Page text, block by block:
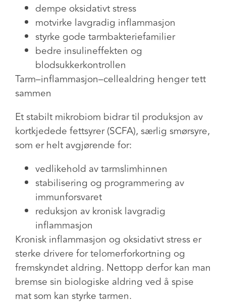
dempe oksidativt stress
motvirke lavgradig inflammasjon
styrke gode tarmbakteriefamilier
bedre insulineffekten og
blodsukkerkontrollen
Tarm–inflammasjon–cellealdring henger tett
sammen
Et stabilt mikrobiom bidrar til produksjon av
kortkjedede fettsyrer (SCFA), særlig smørsyre,
som er helt avgjørende for:
vedlikehold av tarmslimhinnen
stabilisering og programmering av
immunforsvaret
reduksjon av kronisk lavgradig
inflammasjon
Kronisk inflammasjon og oksidativt stress er
sterke drivere for telomerforkortning og
fremskyndet aldring. Nettopp derfor kan man
bremse sin biologiske aldring ved å spise
mat som kan styrke tarmen.